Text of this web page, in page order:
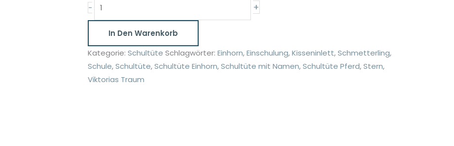
-
35cm
und
70cm
+
In Den Warenkorb
Kategorie:Schultüte Schlagwörter:Einhorn,Einschulung,Kisseninlett,Schmetterling,
Schule,Schultüte,Schultüte Einhorn,Schultüte mit Namen,Schultüte Pferd,Stern,
Viktorias Traum